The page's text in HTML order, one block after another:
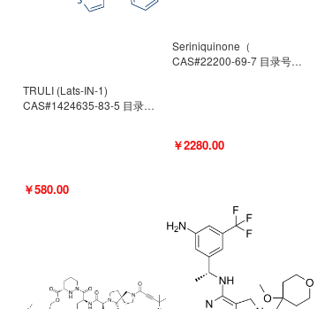
TRULI (Lats-IN-1)
CAS#1424635-83-5 目录号
￥580.00
Seriniquinone（
CAS#22200-69-7 目录号
￥2280.00